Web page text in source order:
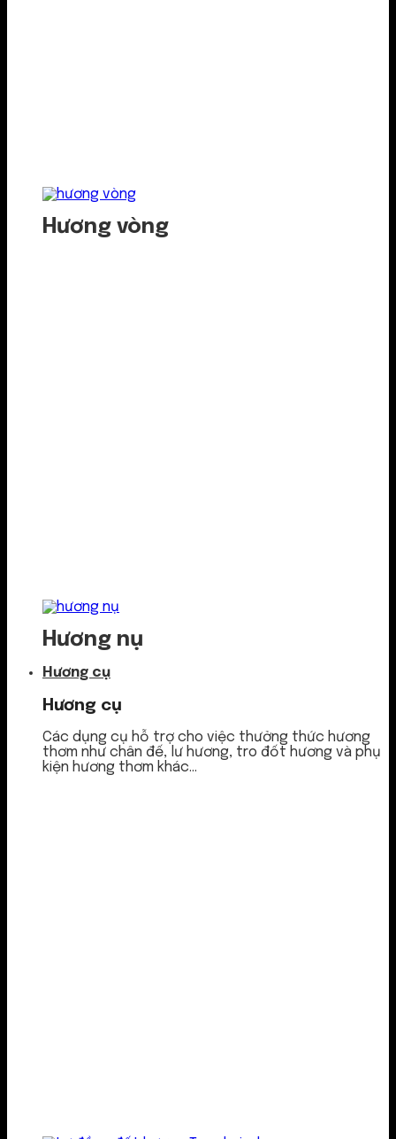
Hương vòng
Hương nụ
Hương cụ
Hương cụ
Các dụng cụ hỗ trợ cho việc thưởng thức hương
thơm như chân đế, lư hương, tro đốt hương và phụ
kiện hương thơm khác...